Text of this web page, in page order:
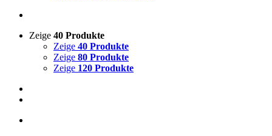
Zeige 40 Produkte
Zeige 40 Produkte
Zeige 80 Produkte
Zeige 120 Produkte